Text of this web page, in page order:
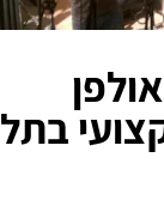
בתל